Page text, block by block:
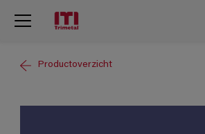
Productoverzicht